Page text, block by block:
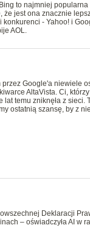
to najmniej
że jest ona znacznie
konkurenci - Yahoo! i
AOL.
Google'a niewiele
AltaVista. Ci,
temu zniknęła z sieci.
ostatnią szansę, by z
Deklaracji
– oświadczyła AI w